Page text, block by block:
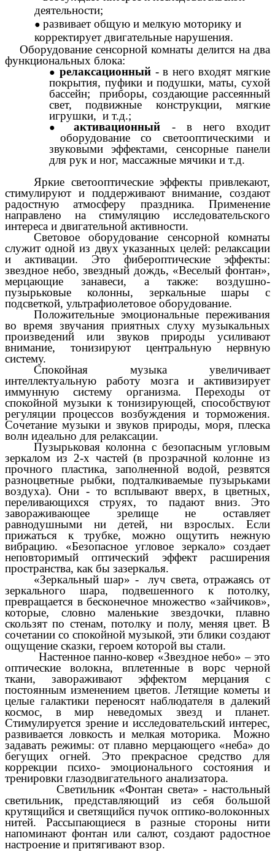
деятельности;
развивает общую и мелкую моторику и
корректирует двигательные нарушения.
Оборудование сенсорной комнаты делится на два
функциональных блока:
релаксационный - в него входят мягкие
покрытия, пуфики и подушки, маты, сухой
бассейн; приборы, создающие рассеянный
свет, подвижные конструкции, мягкие
игрушки, и т.д.;
активационный - в него входит
оборудование со светооптическими и
звуковыми эффектами, сенсорные панели
для рук и ног, массажные мячики и т.д.
Яркие светооптические эффекты привлекают,
стимулируют и поддерживают внимание, создают
радостную атмосферу праздника. Применение
направлено на стимуляцию исследовательского
интереса и двигательной активности.
Световое оборудование сенсорной комнаты
служит одной из двух указанных целей: релаксации
и активации. Это фибероптические эффекты:
звездное небо, звездный дождь, «Веселый фонтан»,
мерцающие занавеси, а также: воздушно-
пузырьковые колонны, зеркальные шары с
подсветкой, ультрафиолетовое оборудование.
Положительные эмоциональные переживания
во время звучания приятных слуху музыкальных
произведений или звуков природы усиливают
внимание, тонизируют центральную нервную
систему.
Спокойная музыка увеличивает
интеллектуальную работу мозга и активизирует
иммунную систему организма. Переходы от
спокойной музыки к тонизирующей, способствуют
регуляции процессов возбуждения и торможения.
Сочетание музыки и звуков природы, моря, плеска
волн идеально для релаксации.
Пузырьковая колонна с безопасным угловым
зеркалом из 2-х частей (в прозрачной колонне из
прочного пластика, заполненной водой, резвятся
разноцветные рыбки, подталкиваемые пузырьками
воздуха). Они - то всплывают вверх, в цветных,
переливающихся струях, то падают вниз. Это
завораживающее зрелище не оставляет
равнодушными ни детей, ни взрослых. Если
прижаться к трубке, можно ощутить нежную
вибрацию. «Безопасное угловое зеркало» создает
неповторимый оптический эффект расширения
пространства, как бы зазеркалья.
«Зеркальный шар» - луч света, отражаясь от
зеркального шара, подвешенного к потолку,
превращается в бесконечное множество «зайчиков»,
которые, словно маленькие звездочки, плавно
скользят по стенам, потолку и полу, меняя цвет. В
сочетании со спокойной музыкой, эти блики создают
ощущение сказки, героем которой вы стали.
Настенное панно-ковер «Звездное небо» – это
оптические волокна, вплетенные в ворс черной
ткани, завораживают эффектом мерцания с
постоянным изменением цветов. Летящие кометы и
целые галактики переносят наблюдателя в далекий
космос, в мир неведомых звезд и планет.
Стимулируется зрение и исследовательский интерес,
развивается ловкость и мелкая моторика. Можно
задавать режимы: от плавно мерцающего «неба» до
бегущих огней. Это прекрасное средство для
коррекции психо- эмоционального состояния и
тренировки глазодвигательного анализатора.
Светильник «Фонтан света» - настольный
светильник, представляющий из себя большой
крутящийся и светящийся пучок оптико-волоконных
нитей. Рассыпающиеся в разные стороны нити
напоминают фонтан или салют, создают радостное
настроение и притягивают взор.